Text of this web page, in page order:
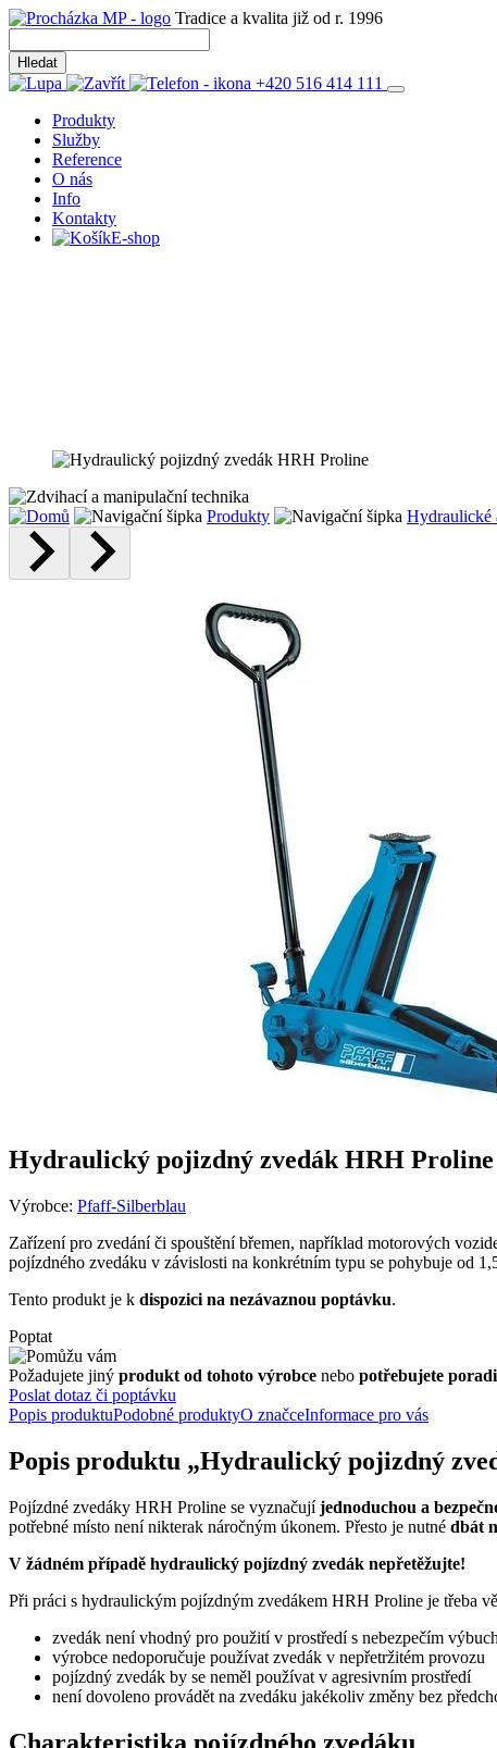
Tradice a kvalita již od r. 1996
+420 516 414 111
Produkty
Služby
Reference
O nás
Info
Kontakty
E-shop
Produkty Hydraulické
Hydraulický pojizdný zvedák HRH Proline
Výrobce: Pfaff-Silberblau
Zařízení pro zvedání či spouštění břemen, například motorových
pojízdného zvedáku v závislosti na konkrétním typu se pohybuje od
Tento produkt je k dispozici na nezávaznou poptávku.
Poptat
Požadujete jiný produkt od tohoto výrobce nebo potřebujete
Poslat dotaz či poptávku
Popis produktuPodobné produktyO značceInformace pro vás
Popis produktu „Hydraulický pojizdný
Pojízdné zvedáky HRH Proline se vyznačujíjednoduchou a
potřebné místo není nikterak náročným úkonem. Přesto je nutné dbát
V žádném případě hydraulický pojízdný zvedák nepřetěžujte!
Při práci s hydraulickým pojízdným zvedákem HRH Proline je třeba
zvedák není vhodný pro použití v prostředí s nebezpečím
výrobce nedoporučuje používat zvedák v nepřetržitém provozu
pojízdný zvedák by se neměl používat v agresivním prostředí
není dovoleno provádět na zvedáku jakékoliv změny bez
Charakteristika pojízdného zvedáku